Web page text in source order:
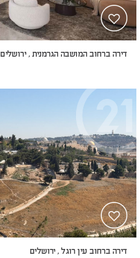
דירה ברחוב המושבה הגרמנית , ירושלים
דירה ברחוב עין רוגל , ירושלים